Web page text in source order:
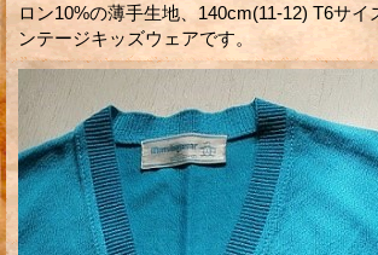
ロン10%の薄手生地、140cm(11-12) T6サイ
ンテージキッズウェアです。